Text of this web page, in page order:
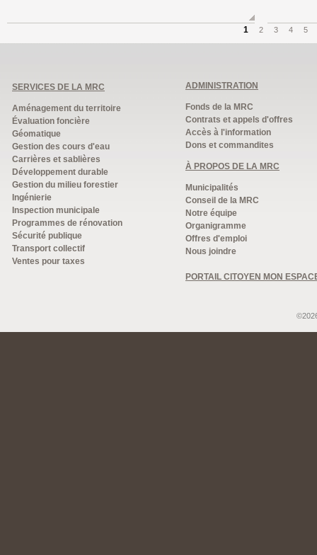
1 2 3 4 5
SERVICES DE LA MRC
Aménagement du territoire
Évaluation foncière
Géomatique
Gestion des cours d'eau
Carrières et sablières
Développement durable
Gestion du milieu forestier
Ingénierie
Inspection municipale
Programmes de rénovation
Sécurité publique
Transport collectif
Ventes pour taxes
ADMINISTRATION
Fonds de la MRC
Contrats et appels d'offres
Accès à l'information
Dons et commandites
À PROPOS DE LA MRC
Municipalités
Conseil de la MRC
Notre équipe
Organigramme
Offres d'emploi
Nous joindre
PORTAIL CITOYEN MON